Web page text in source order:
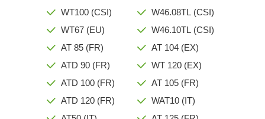
WT100 (CSI)
WT67 (EU)
AT 85 (FR)
ATD 90 (FR)
ATD 100 (FR)
ATD 120 (FR)
W46.08TL (CSI)
W46.10TL (CSI)
AT 104 (EX)
WT 120 (EX)
AT 105 (FR)
WAT10 (IT)